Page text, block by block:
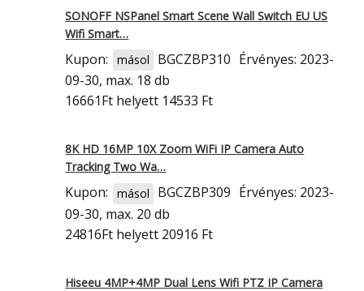
SONOFF NSPanel Smart Scene Wall Switch EU US
Wifi Smart…
Kupon: másol BGCZBP310 Érvényes: 2023-
09-30, max. 18 db
16661Ft helyett 14533 Ft
8K HD 16MP 10X Zoom WiFi IP Camera Auto
Tracking Two Wa…
Kupon: másol BGCZBP309 Érvényes: 2023-
09-30, max. 20 db
24816Ft helyett 20916 Ft
Hiseeu 4MP+4MP Dual Lens Wifi PTZ IP Camera